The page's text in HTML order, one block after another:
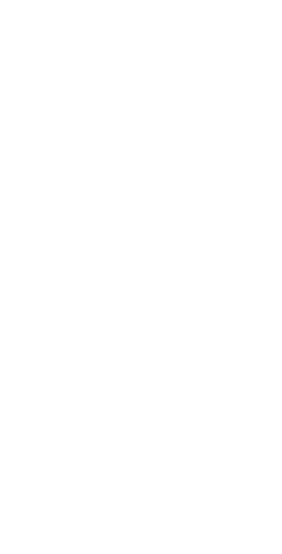
sich optimal abzusichern
diesem Ratgeber werden
und die Vorteile
Zahnzusatzversicherung
oder auch
Lebenssituation, wie
die bei der Wahl